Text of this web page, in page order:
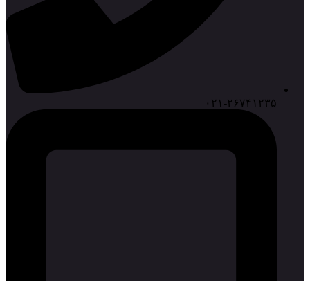
۰۲۱-۲۶۷۴۱۲۳۵